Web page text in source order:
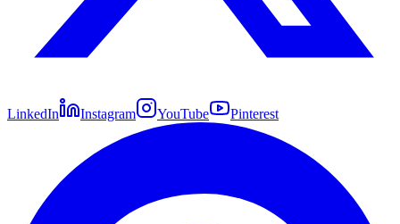
LinkedIn Instagram YouTube Pinterest